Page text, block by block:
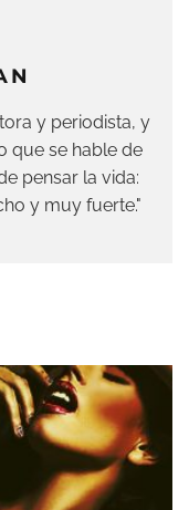
y periodista, y
que se hable de
pensar la vida:
y muy fuerte."